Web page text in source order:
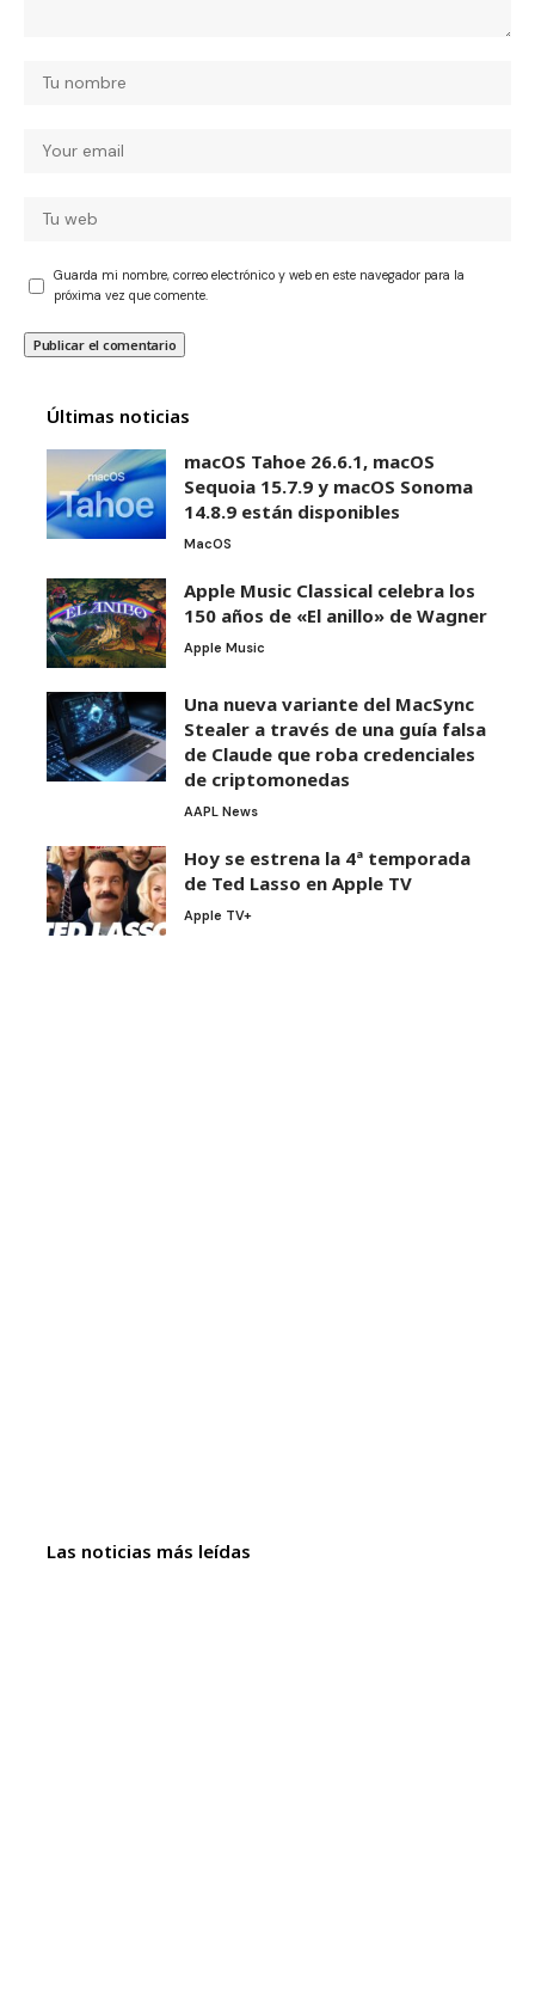
Guarda mi nombre, correo electrónico y web en este navegador para la
próxima vez que comente.
Últimas noticias
macOS Tahoe 26.6.1, macOS
Sequoia 15.7.9 y macOS Sonoma
14.8.9 están disponibles
MacOS
Apple Music Classical celebra los
150 años de «El anillo» de Wagner
Apple Music
Una nueva variante del MacSync
Stealer a través de una guía falsa
de Claude que roba credenciales
de criptomonedas
AAPL News
Hoy se estrena la 4ª temporada
de Ted Lasso en Apple TV
Apple TV+
Las noticias más leídas